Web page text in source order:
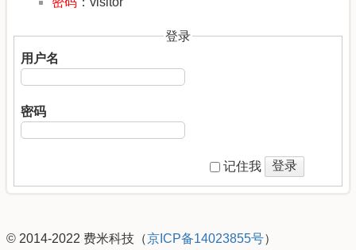
登录
用户名
密码
记住我 登录
© 2014-2022 费米科技（京ICP备14023855号）